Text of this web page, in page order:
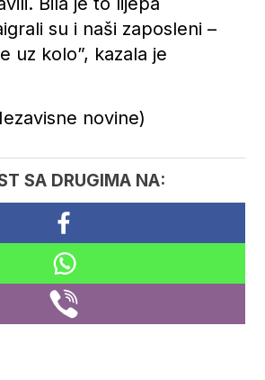
su i naši zaposleni –
uz kolo”, kazala je
novine)
SA DRUGIMA NA: